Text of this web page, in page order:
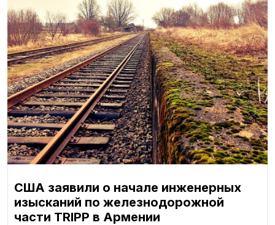
США заявили о начале инженерных
изысканий по железнодорожной
части TRIPP в Армении